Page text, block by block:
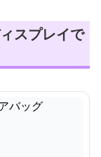
スプレイで